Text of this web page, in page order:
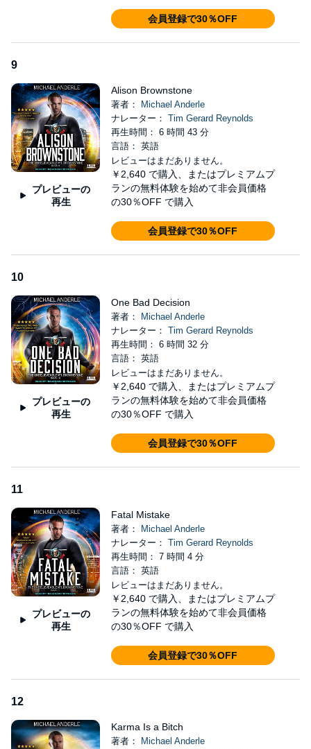
会員登録で30％OFF
9
プレビューの
再生
Alison Brownstone
著者：
Michael Anderle
ナレーター： Tim Gerard Reynolds
再生時間： 6 時間 43 分
言語： 英語
レビューはまだありません。
￥2,640 で購入、またはプレミアムプ
ランの無料体験を始めて非会員価格
の30％OFF で購入
会員登録で30％OFF
10
プレビューの
再生
One Bad Decision
著者：
Michael Anderle
ナレーター： Tim Gerard Reynolds
再生時間： 6 時間 32 分
言語： 英語
レビューはまだありません。
￥2,640 で購入、またはプレミアムプ
ランの無料体験を始めて非会員価格
の30％OFF で購入
会員登録で30％OFF
11
プレビューの
再生
Fatal Mistake
著者：
Michael Anderle
ナレーター： Tim Gerard Reynolds
再生時間： 7 時間 4 分
言語： 英語
レビューはまだありません。
￥2,640 で購入、またはプレミアムプ
ランの無料体験を始めて非会員価格
の30％OFF で購入
会員登録で30％OFF
12
Karma Is a Bitch
著者：
Michael Anderle